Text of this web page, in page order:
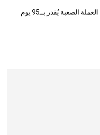
احتياطي تونس من العملة الصعبة يُقدر بــ95 يوم